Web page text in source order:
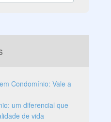
algumas formas de usar a
Condomínio: Vale a
um diferencial que
de vida